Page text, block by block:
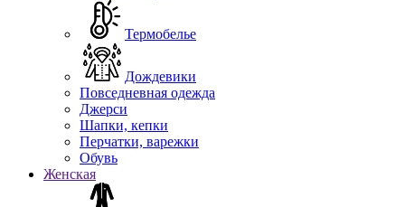
Термобелье
Дождевики
Повседневная одежда
Джерси
Шапки, кепки
Перчатки, варежки
Обувь
Женская